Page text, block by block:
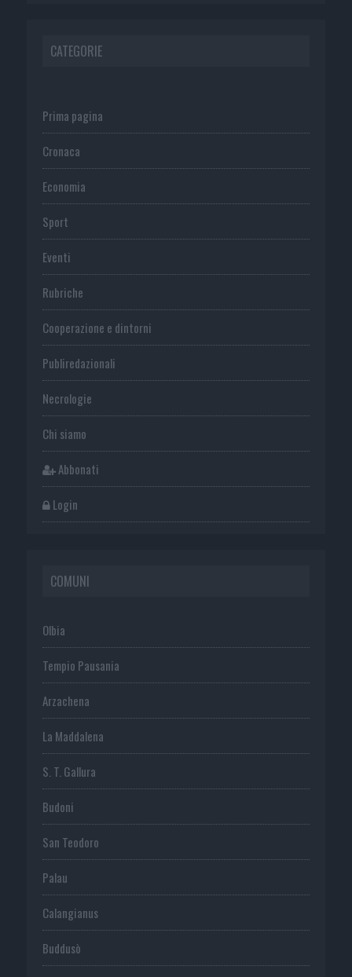
CATEGORIE
Prima pagina
Cronaca
Economia
Sport
Eventi
Rubriche
Cooperazione e dintorni
Publiredazionali
Necrologie
Chi siamo
Abbonati
Login
COMUNI
Olbia
Tempio Pausania
Arzachena
La Maddalena
S. T. Gallura
Budoni
San Teodoro
Palau
Calangianus
Buddusò